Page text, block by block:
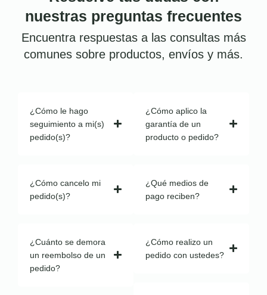
nuestras preguntas frecuentes
Encuentra respuestas a las consultas más
comunes sobre productos, envíos y más.
¿Cómo le hago
seguimiento a mi(s)
pedido(s)?
¿Cómo cancelo mi
pedido(s)?
¿Cuánto se demora
un reembolso de un
pedido?
¿Cómo aplico la
garantía de un
producto o pedido?
¿Qué medios de
pago reciben?
¿Cómo realizo un
pedido con ustedes?